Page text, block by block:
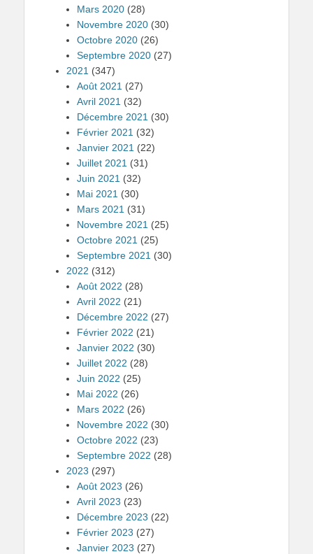
Mars 2020 (28)
Novembre 2020 (30)
Octobre 2020 (26)
Septembre 2020 (27)
2021 (347)
Août 2021 (27)
Avril 2021 (32)
Décembre 2021 (30)
Février 2021 (32)
Janvier 2021 (22)
Juillet 2021 (31)
Juin 2021 (32)
Mai 2021 (30)
Mars 2021 (31)
Novembre 2021 (25)
Octobre 2021 (25)
Septembre 2021 (30)
2022 (312)
Août 2022 (28)
Avril 2022 (21)
Décembre 2022 (27)
Février 2022 (21)
Janvier 2022 (30)
Juillet 2022 (28)
Juin 2022 (25)
Mai 2022 (26)
Mars 2022 (26)
Novembre 2022 (30)
Octobre 2022 (23)
Septembre 2022 (28)
2023 (297)
Août 2023 (26)
Avril 2023 (23)
Décembre 2023 (22)
Février 2023 (27)
Janvier 2023 (27)